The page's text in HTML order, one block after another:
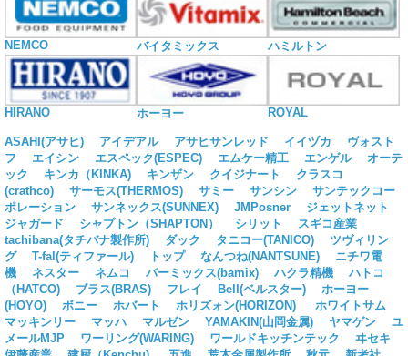
NEMCO バイタミックス ハミルトン
HIRANO ホーヨー ROYAL
ASAHI(アサヒ) アイデアル アサヒサンレッド イイヅカ
ヴォスト
フ
エイシン エスペック(ESPEC) エムケー精工 エンゲル
オーテ
ック
キンカ（KINKA) キンザン クイジナート
クラスコ
(crathco)
サーモス(THERMOS) サミー サンシン
サンテックコー
ポレーション
サンネックス(SUNNEX) JMPosner
ジェットネット
ジャガード
シャプトン（SHAPTON） シリット
スギコ産業
tachibana(タチバナ製作所)
ダック タニコー(TANICO)
ツヴィリン
グ
T-fal(ティファール) トップ なんつね(NANTSUNE)
ニチワ電
機
ネスター ネムコ バーミックス(bamix) ハクラ精機
ハトコ
（HATCO)
ブラス(BRAS) フレイ Bell(ベルスター)
ホーヨー
(HOYO)
ボニー ホバート ホリズォン(HORIZON)
ホワイトサム
マッキンリー
マッハ マルゼン YAMAKIN(山岡金属) ヤマゲン
ユ
メールMJP
ワーリング(WARING) ワールドキッチンテック
ヰセキ